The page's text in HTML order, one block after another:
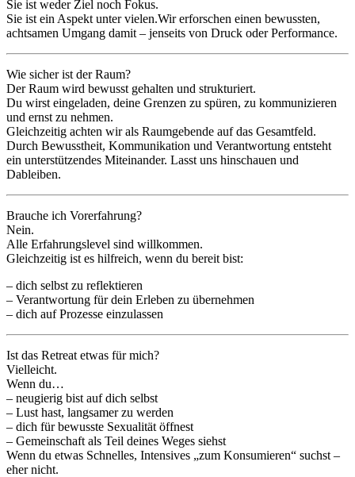
Sie ist weder Ziel noch Fokus.
Sie ist ein Aspekt unter vielen.Wir erforschen einen bewussten,
achtsamen Umgang damit – jenseits von Druck oder Performance.
Wie sicher ist der Raum?
Der Raum wird bewusst gehalten und strukturiert.
Du wirst eingeladen, deine Grenzen zu spüren, zu kommunizieren
und ernst zu nehmen.
Gleichzeitig achten wir als Raumgebende auf das Gesamtfeld.
Durch Bewusstheit, Kommunikation und Verantwortung entsteht
ein unterstützendes Miteinander. Lasst uns hinschauen und
Dableiben.
Brauche ich Vorerfahrung?
Nein.
Alle Erfahrungslevel sind willkommen.
Gleichzeitig ist es hilfreich, wenn du bereit bist:
– dich selbst zu reflektieren
– Verantwortung für dein Erleben zu übernehmen
– dich auf Prozesse einzulassen
Ist das Retreat etwas für mich?
Vielleicht.
Wenn du…
– neugierig bist auf dich selbst
– Lust hast, langsamer zu werden
– dich für bewusste Sexualität öffnest
– Gemeinschaft als Teil deines Weges siehst
Wenn du etwas Schnelles, Intensives „zum Konsumieren“ suchst –
eher nicht.